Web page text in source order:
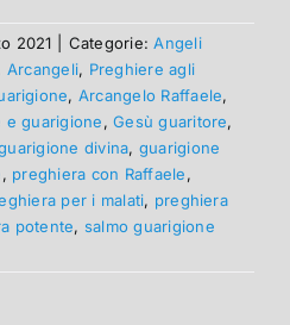
2021 Categorie:Angeli
Arcangeli, Preghiere agli
, Arcangelo Raffaele,
e guarigione,Gesù guaritore,
divina, guarigione
, preghiera con Raffaele,
per i malati, preghiera
potente, salmo guarigione